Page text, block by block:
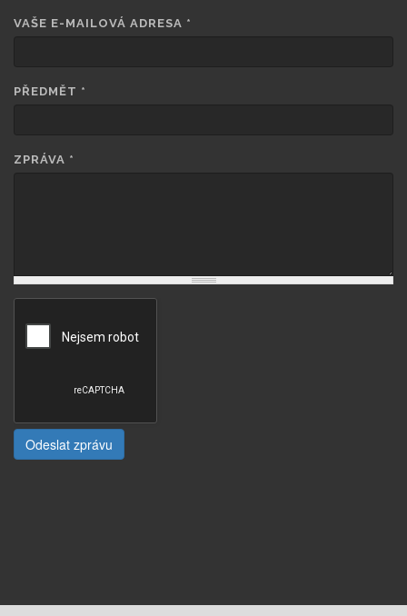
VAŠE E-MAILOVÁ ADRESA *
PŘEDMĚT *
ZPRÁVA *
Odeslat zprávu